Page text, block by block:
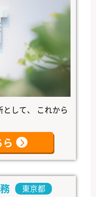
して、 これから
東京都